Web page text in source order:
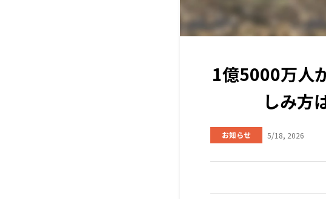
1億5000万人
しみ方
お知らせ 5/18, 2026